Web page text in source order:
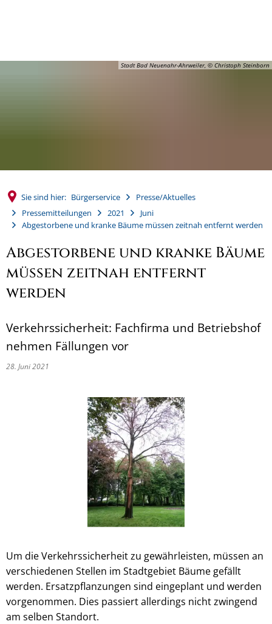
Stadt Bad Neuenahr-Ahrweiler, © Christoph Steinborn
Sie sind hier: Bürgerservice
Presse/Aktuelles
Pressemitteilungen
2021
Juni
Abgestorbene und kranke Bäume müssen zeitnah entfernt werden
Abgestorbene und kranke Bäume
müssen zeitnah entfernt
werden
Verkehrssicherheit: Fachfirma und Betriebshof
nehmen Fällungen vor
28. Juni 2021
Um die Verkehrssicherheit zu gewährleisten, müssen an
verschiedenen Stellen im Stadtgebiet Bäume gefällt
werden. Ersatzpflanzungen sind eingeplant und werden
vorgenommen. Dies passiert allerdings nicht zwingend
am selben Standort.